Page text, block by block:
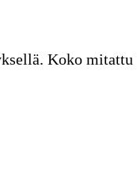
Koko mitattu